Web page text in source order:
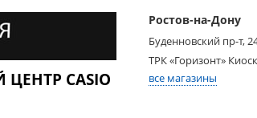
CASIO
Ростов-на-Дону
Буденновский пр-т,
ТРК «Горизонт»
все магазины